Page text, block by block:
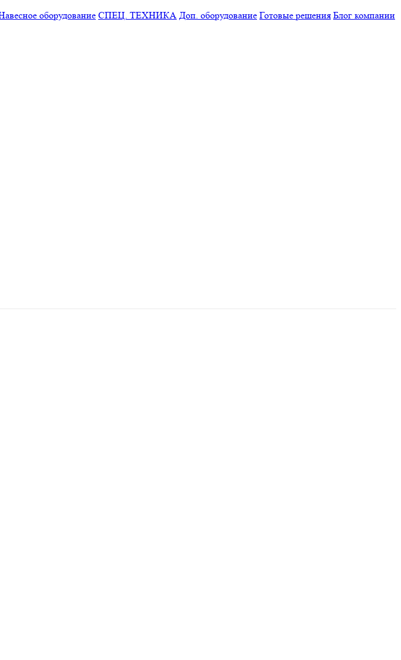
оборудование СПЕЦ. ТЕХНИКА Доп. оборудование Готовые решения Блог компании